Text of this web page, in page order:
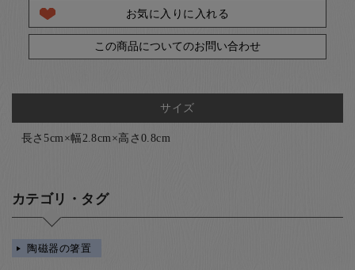
お気に入りに入れる
この商品についてのお問い合わせ
サイズ
長さ5cm×幅2.8cm×高さ0.8cm
カテゴリ・タグ
陶磁器の箸置